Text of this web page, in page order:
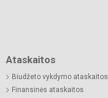
Ataskaitos
Biudžeto vykdymo ataskaitos
Finansinės ataskaitos